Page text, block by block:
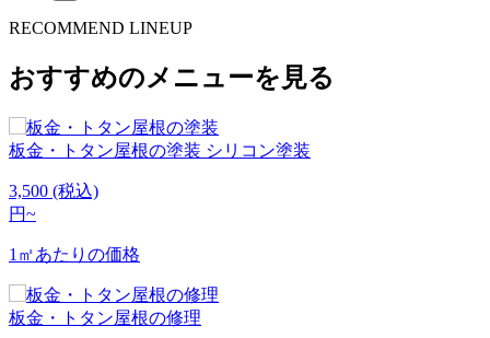
RECOMMEND LINEUP
おすすめのメニューを見る
板金・トタン屋根の塗装 シリコン塗装
3,500 (税込)
円~
1㎡あたりの価格
板金・トタン屋根の修理